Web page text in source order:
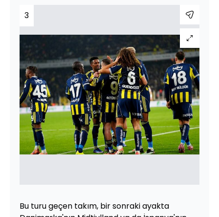
3
Bu turu geçen takım, bir sonraki ayakta